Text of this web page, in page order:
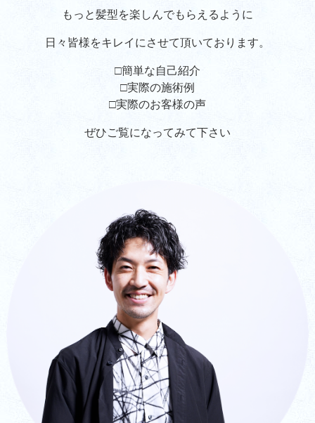
もっと髪型を楽しんでもらえるように
日々皆様をキレイにさせて頂いております。
□簡単な自己紹介
□実際の施術例
□実際のお客様の声
ぜひご覧になってみて下さい